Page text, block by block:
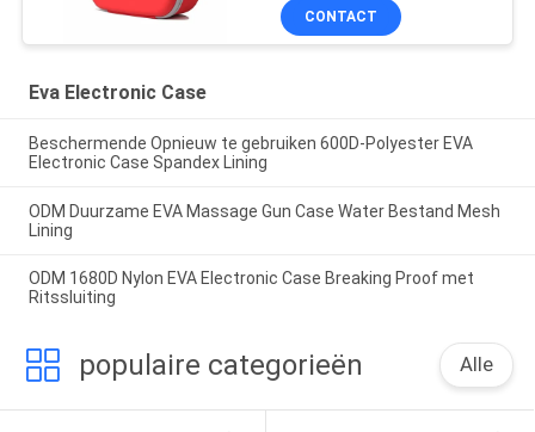
CONTACT
Eva Electronic Case
Beschermende Opnieuw te gebruiken 600D-Polyester EVA
Electronic Case Spandex Lining
ODM Duurzame EVA Massage Gun Case Water Bestand Mesh
Lining
ODM 1680D Nylon EVA Electronic Case Breaking Proof met
Ritssluiting
populaire categorieën Alle